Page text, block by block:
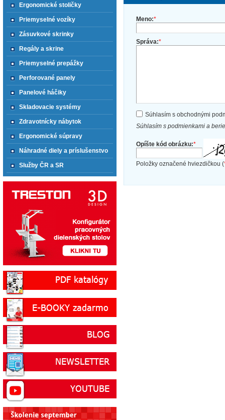
Meno:*
Správa:*
Súhlasím s obchodnými
Súhlasím s podmienkami a
Opíšte kód obrázku:*
Položky označené hviezdičkou (
Ergonomické stoličky
Priemyselné vozíky
Zásuvkové skrinky
Regály a skrine
Priemyselné prepážky
Perforované panely
Panelové háčiky
Skladovacie systémy
Zdravotnícky nábytok
Ergonomické súpravy
Náhradné diely a príslušenstvo
Služby ČR a SR